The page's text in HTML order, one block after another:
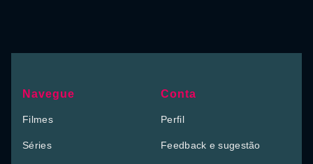
Navegue
Filmes
Séries
Conta
Perfil
Feedback e sugestão